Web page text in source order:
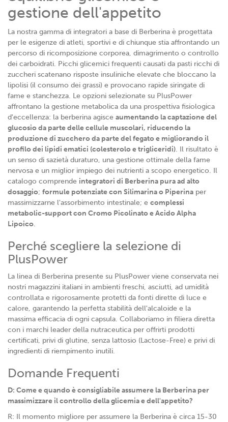
analizzare il nostro traffico. Condividiamo inoltre
informazioni sul modo in cui utilizzi il nostro sito con i
nostri partner che si occupano di analisi dei dati web,
pubblicità e social media, i quali potrebbero combinarle
con altre informazioni che hai fornito loro o che hanno
raccolto dal tuo utilizzo dei loro servizi.
gestione dell'appetito
La nostra gamma di integratori a base di Berberina è progettata
per le esigenze di atleti, sportivi e di chiunque stia affrontando un
percorso di ricomposizione corporea, dimagrimento o controllo
dei carboidrati. Picchi glicemici frequenti causati da pasti ricchi di
zuccheri scatenano risposte insuliniche elevate che bloccano la
lipolisi (il consumo dei grassi) e provocano rapide siringate di
fame e stanchezza. Le opzioni selezionate su PlusPower
affrontano la gestione metabolica da una prospettiva fisiologica
d'eccellenza: la berberina agisce aumentando la captazione del
glucosio da parte delle cellule muscolari, riducendo la
produzione di zucchero da parte del fegato e migliorando il
profilo dei lipidi ematici (colesterolo e trigliceridi). Il risultato è
un senso di sazietà duraturo, una gestione ottimale della fame
nervosa e un miglior impiego dei nutrienti a scopo energetico. Il
catalogo comprende integratori di Berberina pura ad alto
dosaggio; formule potenziate con Silimarina o Piperina per
massimizzarne l'assorbimento intestinale; e complessi
metabolic-support con Cromo Picolinato e Acido Alpha
Lipoico.
Perché scegliere la selezione di
PlusPower
La linea di Berberina presente su PlusPower viene conservata nei
nostri magazzini italiani in ambienti freschi, asciutti, ad umidità
controllata e rigorosamente protetti da fonti dirette di luce e
calore, garantendo la perfetta stabilità dell'alcaloide e la
massima efficacia di ogni capsula. Collaboriamo in filiera diretta
con i marchi leader della nutraceutica per offrirti prodotti
certificati, privi di glutine, senza lattosio (Lactose-Free) e privi di
ingredienti di riempimento inutili.
Domande Frequenti
D: Come e quando è consigliabile assumere la Berberina per
massimizzare il controllo della glicemia e dell'appetito?
R: Il momento migliore per assumere la Berberina è circa 15-30